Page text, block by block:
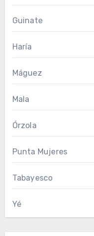
Guinate
Haría
Máguez
Mala
Órzola
Punta Mujeres
Tabayesco
Yé